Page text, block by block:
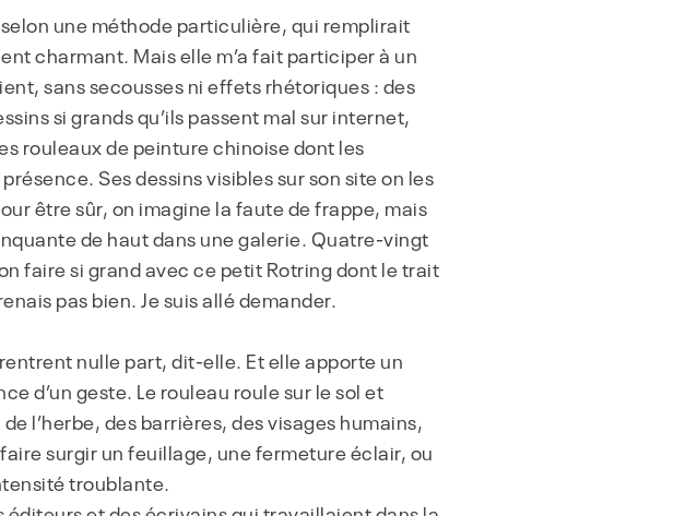
selon une méthode particulière, qui remplirait
charmant. Mais elle m’a fait participer à un
sans secousses ni effets rhétoriques : des
si grands qu’ils passent mal sur internet,
rouleaux de peinture chinoise dont les
Ses dessins visibles sur son site on les
être sûr, on imagine la faute de frappe, mais
de haut dans une galerie. Quatre-vingt
faire si grand avec ce petit Rotring dont le trait
pas bien. Je suis allé demander.
nulle part, dit-elle. Et elle apporte un
d’un geste. Le rouleau roule sur le sol et
l’herbe, des barrières, des visages humains,
surgir un feuillage, une fermeture éclair, ou
troublante.